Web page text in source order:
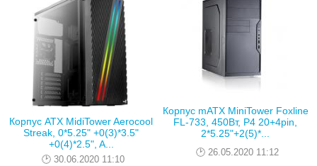
Корпус ATX MidiTower Aerocool
Streak, 0*5.25" +0(3)*3.5"
+0(4)*2.5", A...
30.06.2020 11:10
Корпус mATX MiniTower Foxline
FL-733, 450Вт, P4 20+4pin,
2*5.25"+2(5)*...
26.05.2020 11:12